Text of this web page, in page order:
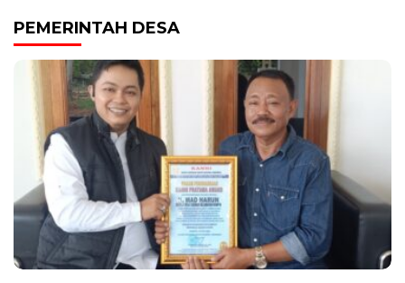
PEMERINTAH DESA